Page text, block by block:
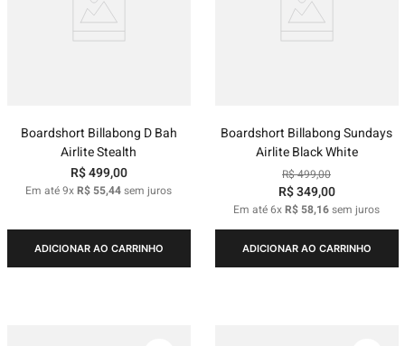
Boardshort Billabong D Bah
Airlite Stealth
R$499,00
Em até9xR$ 55,44sem juros
ADICIONAR AO CARRINHO
Boardshort Billabong Sundays
Airlite Black White
R$499,00
R$349,00
Em até6xR$ 58,16sem juros
ADICIONAR AO CARRINHO